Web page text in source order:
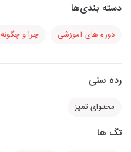
دسته بندی‌ها
دوره های آموزشی چرا و چگونه
رده سنی
محتوای تمیز
تگ ها